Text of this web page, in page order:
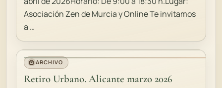
Asociación Zen de Murcia y Online Te invitamos
a …
ARCHIVO
Retiro Urbano. Alicante marzo 2026